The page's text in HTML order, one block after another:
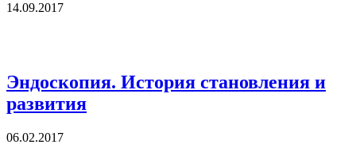
14.09.2017
Эндоскопия. История становления и
развития
06.02.2017